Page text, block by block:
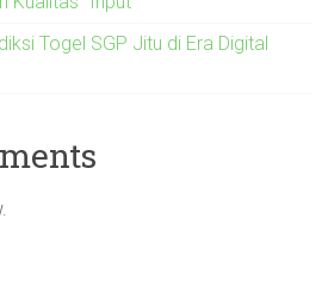
Togel SGP Jitu di Era Digital